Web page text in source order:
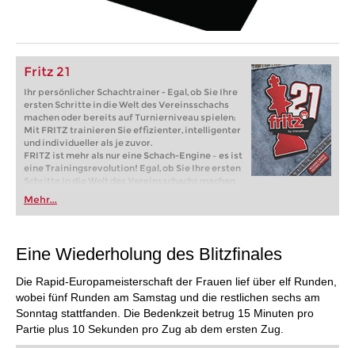
Fritz 21
Ihr persönlicher Schachtrainer - Egal, ob Sie Ihre
ersten Schritte in die Welt des Vereinsschachs
machen oder bereits auf Turnierniveau spielen:
Mit FRITZ trainieren Sie effizienter, intelligenter
und individueller als je zuvor.
FRITZ ist mehr als nur eine Schach-Engine – es ist
eine Trainingsrevolution! Egal, ob Sie Ihre ersten
Schritte in die Welt des Vereinsschachs machen
oder bereits auf Turnierniveau spielen: Mit
FRITZ trainieren Sie effizienter, intelligenter und
individueller als je zuvor.
Mehr...
Eine Wiederholung des Blitzfinales
Die Rapid-Europameisterschaft der Frauen lief über elf Runden,
wobei fünf Runden am Samstag und die restlichen sechs am
Sonntag stattfanden. Die Bedenkzeit betrug 15 Minuten pro
Partie plus 10 Sekunden pro Zug ab dem ersten Zug.